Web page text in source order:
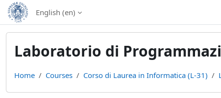
Skip to main content
English ‎(en)‎
Laboratorio di
Home Courses Corso di Laurea in Informatica (L-31)